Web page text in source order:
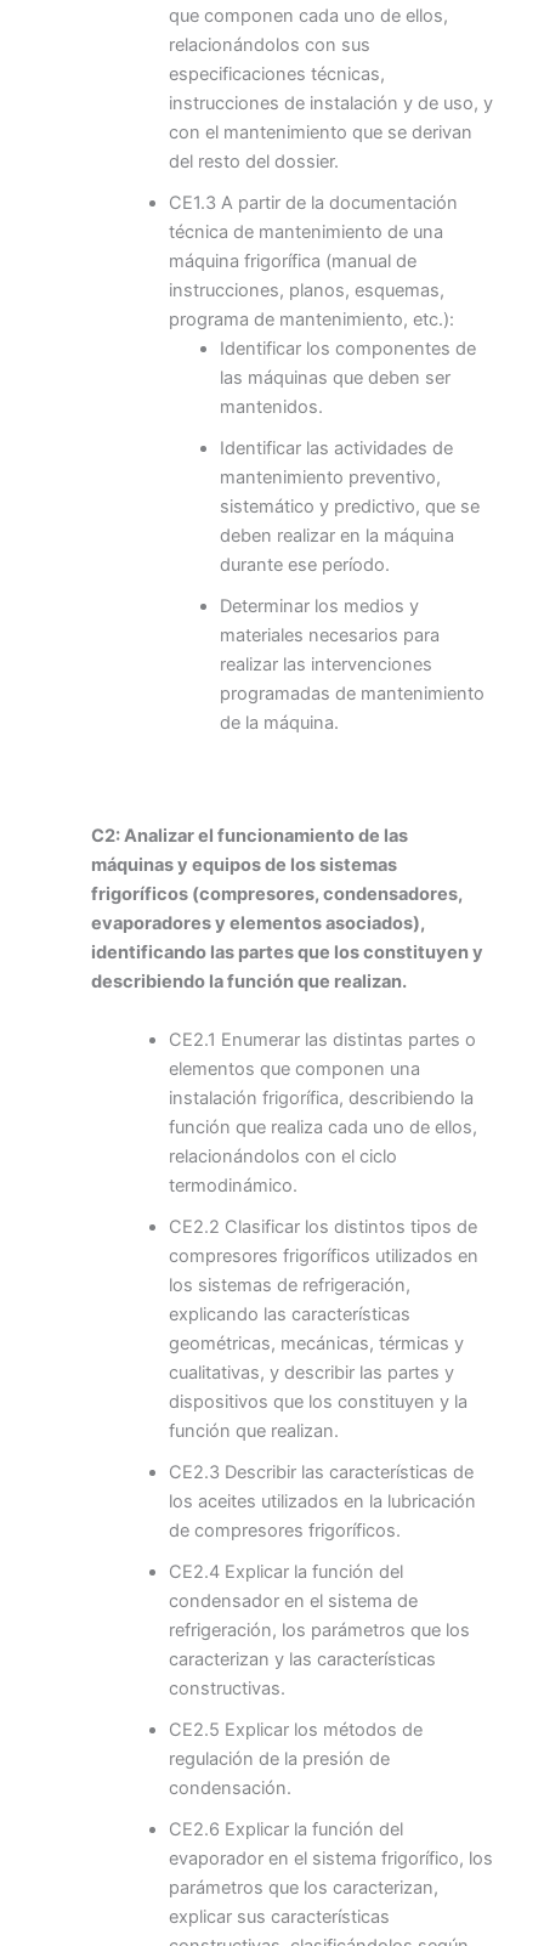
que componen cada uno de ellos,
relacionándolos con sus
especificaciones técnicas,
instrucciones de instalación y de uso, y
con el mantenimiento que se derivan
del resto del dossier.
CE1.3 A partir de la documentación
técnica de mantenimiento de una
máquina frigorífica (manual de
instrucciones, planos, esquemas,
programa de mantenimiento, etc.):
Identificar los componentes de
las máquinas que deben ser
mantenidos.
Identificar las actividades de
mantenimiento preventivo,
sistemático y predictivo, que se
deben realizar en la máquina
durante ese período.
Determinar los medios y
materiales necesarios para
realizar las intervenciones
programadas de mantenimiento
de la máquina.
C2: Analizar el funcionamiento de las
máquinas y equipos de los sistemas
frigoríficos (compresores, condensadores,
evaporadores y elementos asociados),
identificando las partes que los constituyen y
describiendo la función que realizan.
CE2.1 Enumerar las distintas partes o
elementos que componen una
instalación frigorífica, describiendo la
función que realiza cada uno de ellos,
relacionándolos con el ciclo
termodinámico.
CE2.2 Clasificar los distintos tipos de
compresores frigoríficos utilizados en
los sistemas de refrigeración,
explicando las características
geométricas, mecánicas, térmicas y
cualitativas, y describir las partes y
dispositivos que los constituyen y la
función que realizan.
CE2.3 Describir las características de
los aceites utilizados en la lubricación
de compresores frigoríficos.
CE2.4 Explicar la función del
condensador en el sistema de
refrigeración, los parámetros que los
caracterizan y las características
constructivas.
CE2.5 Explicar los métodos de
regulación de la presión de
condensación.
CE2.6 Explicar la función del
evaporador en el sistema frigorífico, los
parámetros que los caracterizan,
explicar sus características